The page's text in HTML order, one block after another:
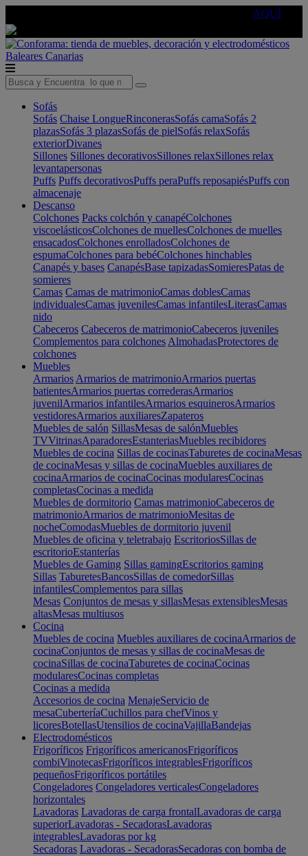
AQUÍ
Baleares Canarias
Sofás
Sofás Chaise LongueRinconerasSofás camaSofás 2
plazasSofás 3 plazasSofás de pielSofás relaxSofás
exteriorDivanes
Sillones Sillones decorativosSillones relaxSillones relax
levantapersonas
Puffs Puffs decorativosPuffs peraPuffs reposapiésPuffs con
almacenaje
Descanso
Colchones Packs colchón y canapéColchones
viscoelásticosColchones de muellesColchones de muelles
ensacadosColchones enrolladosColchones de
espumaColchones para bebéColchones hinchables
Canapés y bases CanapésBase tapizadasSomieresPatas de
somieres
Camas Camas de matrimonioCamas doblesCamas
individualesCamas juvenilesCamas infantilesLiterasCamas
nido
Cabeceros Cabeceros de matrimonioCabeceros juveniles
Complementos para colchones AlmohadasProtectores de
colchones
Muebles
Armarios Armarios de matrimonioArmarios puertas
batientesArmarios puertas correderasArmarios
juvenilArmarios infantilesArmarios esquinerosArmarios
vestidoresArmarios auxiliaresZapateros
Muebles de salón SillasMesas de salónMuebles
TVVitrinasAparadoresEstanteriasMuebles recibidores
Muebles de cocina Sillas de cocinasTaburetes de cocinaMesas
de cocinaMesas y sillas de cocinaMuebles auxiliares de
cocinaArmarios de cocinaCocinas modularesCocinas
completasCocinas a medida
Muebles de dormitorio Camas matrimonioCabeceros de
matrimonioArmarios de matrimonioMesitas de
nocheComodasMuebles de dormitorio juvenil
Muebles de oficina y teletrabajo EscritoriosSillas de
escritorioEstanterías
Muebles de Gaming Sillas gamingEscritorios gaming
Sillas TaburetesBancosSillas de comedorSillas
infantilesComplementos para sillas
Mesas Conjuntos de mesas y sillasMesas extensiblesMesas
altasMesas multiusos
Cocina
Muebles de cocina Muebles auxiliares de cocinaArmarios de
cocinaConjuntos de mesas y sillas de cocinaMesas de
cocinaSillas de cocinaTaburetes de cocinaCocinas
modularesCocinas completas
Cocinas a medida
Accesorios de cocina MenajeServicio de
mesaCuberteríaCuchillos para chefVinos y
licoresBotellasUtensilios de cocinaVajillaBandejas
Electrodomésticos
Frigoríficos Frigoríficos americanosFrigoríficos
combiVinotecasFrigoríficos integrablesFrigoríficos
pequeñosFrigoríficos portátiles
Congeladores Congeladores verticalesCongeladores
horizontales
Lavadoras Lavadoras de carga frontalLavadoras de carga
superiorLavadoras - SecadorasLavadoras
integrablesLavadoras por kg
Secadoras Lavadoras - SecadorasSecadoras con bomba de